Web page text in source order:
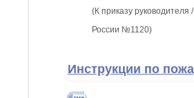
(К приказу
России №1120)
Инструкции по